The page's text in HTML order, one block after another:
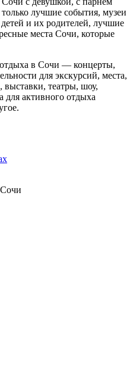
лучшие события, музеи
и их родителей, лучшие
места Сочи, которые
в Сочи — концерты,
для экскурсий, места,
выставки, театры, шоу,
для активного отдыха